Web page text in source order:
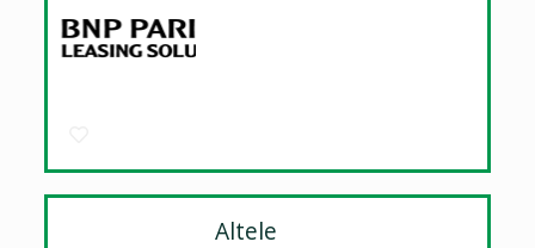
Altele